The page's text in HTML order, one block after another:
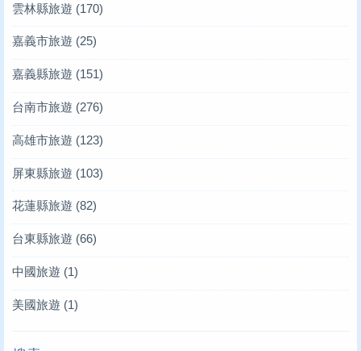
雲林縣旅遊 (170)
嘉義市旅遊 (25)
嘉義縣旅遊 (151)
台南市旅遊 (276)
高雄市旅遊 (123)
屏東縣旅遊 (103)
花蓮縣旅遊 (82)
台東縣旅遊 (66)
中國旅遊 (1)
美國旅遊 (1)